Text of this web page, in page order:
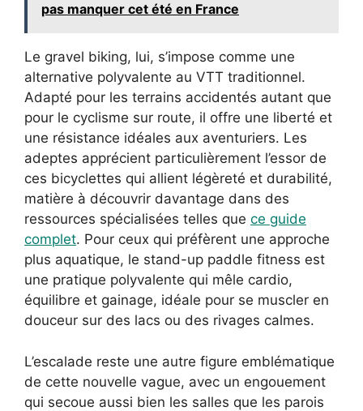
pas manquer cet été en France
Le gravel biking, lui, s’impose comme une
alternative polyvalente au VTT traditionnel.
Adapté pour les terrains accidentés autant que
pour le cyclisme sur route, il offre une liberté et
une résistance idéales aux aventuriers. Les
adeptes apprécient particulièrement l’essor de
ces bicyclettes qui allient légèreté et durabilité,
matière à découvrir davantage dans des
ressources spécialisées telles que ce guide
complet. Pour ceux qui préfèrent une approche
plus aquatique, le stand-up paddle fitness est
une pratique polyvalente qui mêle cardio,
équilibre et gainage, idéale pour se muscler en
douceur sur des lacs ou des rivages calmes.
L’escalade reste une autre figure emblématique
de cette nouvelle vague, avec un engouement
qui secoue aussi bien les salles que les parois